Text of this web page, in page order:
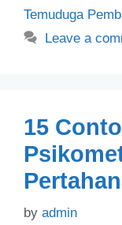
Temuduga
Leave a
15
by admin